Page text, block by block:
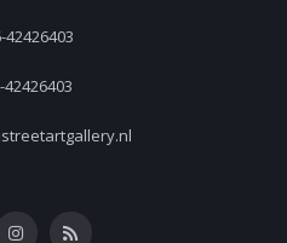
42426403
42426403